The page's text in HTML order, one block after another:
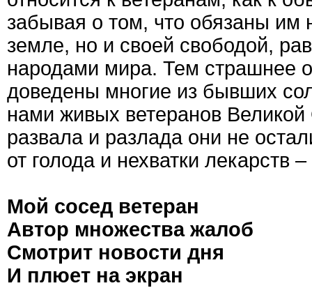
забывая о том, что обязаны им
земле, но и своей свободой,
народами мира. Тем страшнее
доведены многие из бывших
нами живых ветеранов
развала и разлада они не
от голода и нехватки лекарств
Мой сосед ветеран
Автор множества жалоб
Смотрит новости дня
И плюет на экран